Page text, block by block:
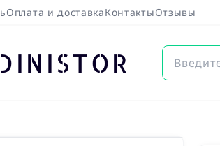
Оплата и доставкаКонтактыОтзывы